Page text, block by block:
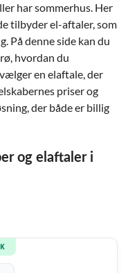
har sommerhus. Her
tilbyder el-aftaler, som
På denne side kan du
hvordan du
en elaftale, der
priser og
der både er billig
og elaftaler i